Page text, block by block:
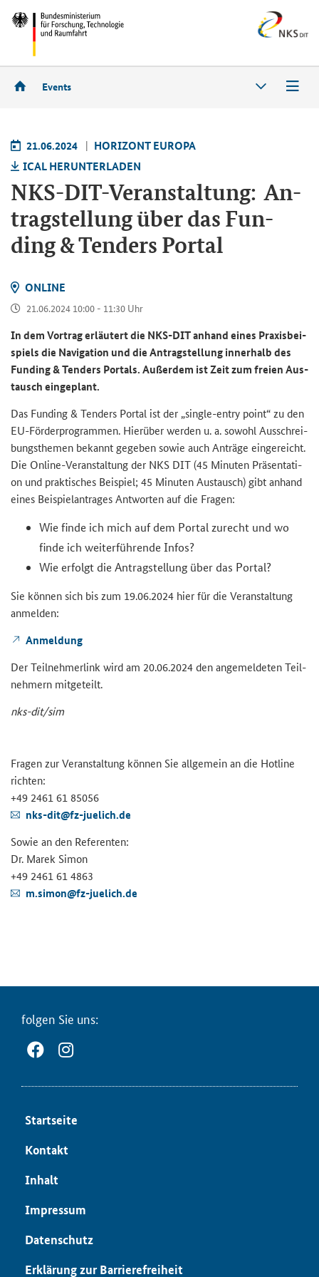
Events
21.06.2024
HO­RI­ZONT EU­RO­PA
ICAL HER­UN­TER­LA­DEN
NKS-​DIT-Veranstaltung: An­
trag­stel­lung über das Fun­
ding & Ten­ders Por­tal
ON­LINE
21.06.2024 10:00 - 11:30 Uhr
In dem Vor­trag er­läu­tert die NKS-​DIT an­hand eines Pra­xis­bei­
spiels die Na­vi­ga­ti­on und die An­trag­stel­lung in­ner­halb des
Funding & Tenders Portals. Au­ßer­dem ist Zeit zum frei­en Aus­
tausch ein­ge­plant.
Das Funding & Tenders Por­tal ist der „single-entry point“ zu den
EU-​Förderprogrammen. Hier­über wer­den u. a. so­wohl Aus­schrei­
bungs­the­men be­kannt ge­ge­ben sowie auch An­trä­ge ein­ge­reicht.
Die Online-​Veranstaltung der NKS DIT (45 Mi­nu­ten Prä­sen­ta­ti­
on und prak­ti­sches Bei­spiel; 45 Mi­nu­ten Aus­tausch) gibt an­hand
eines Bei­spiel­an­tra­ges Ant­wor­ten auf die Fra­gen:
Wie finde ich mich auf dem Por­tal zu­recht und wo
finde ich wei­ter­füh­ren­de Infos?
Wie er­folgt die An­trag­stel­lung über das Por­tal?
Sie kön­nen sich bis zum 19.06.2024 hier für die Ver­an­stal­tung
an­mel­den:
An­mel­dung
Der Teil­neh­mer­link wird am 20.06.2024 den an­ge­mel­de­ten Teil­
neh­mern mit­ge­teilt.
nks-​dit/sim
Fra­gen zur Ver­an­stal­tung kön­nen Sie all­ge­mein an die Hot­line
rich­ten:
+49 2461 61 85056
nks-​dit@fz-​juelich.de
Sowie an den Re­fe­ren­ten:
Dr. Marek Simon
+49 2461 61 4863
m.simon@fz-​juelich.de
fol­gen Sie uns:
Start­sei­te
Kon­takt
In­halt
Im­pres­sum
Da­ten­schutz
Er­klä­rung zur Bar­rie­re­frei­heit